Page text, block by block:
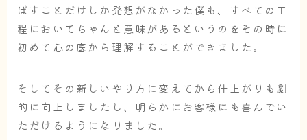
ばすことだけしか発想がなかった僕も、すべての工
程においてちゃんと意味があるというのをその時に
初めて心の底から理解することができました。
そしてその新しいやり方に変えてから仕上がりも劇
的に向上しましたし、明らかにお客様にも喜んでい
ただけるようになりました。